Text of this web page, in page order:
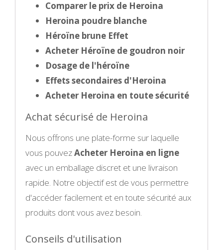
Comparer le prix de Heroina
Heroina poudre blanche
Héroïne brune Effet
Acheter Héroïne de goudron noir
Dosage de l'héroïne
Effets secondaires d'Heroina
Acheter Heroina en toute sécurité
Achat sécurisé de Heroina
Nous offrons une plate-forme sur laquelle
vous pouvezAcheter Heroina en ligne
avec un emballage discret et une livraison
rapide. Notre objectif est de vous permettre
d'accéder facilement et en toute sécurité aux
produits dont vous avez besoin.
Conseils d'utilisation